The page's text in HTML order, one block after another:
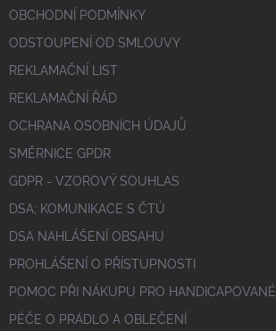
OBCHODNÍ PODMÍNKY
ODSTOUPENÍ OD SMLOUVY
REKLAMAČNÍ LIST
REKLAMAČNÍ ŘÁD
OCHRANA OSOBNÍCH ÚDAJŮ
SMĚRNICE GPDR
GDPR - VZOROVÝ SOUHLAS
DSA; KOMUNIKACE S ČTÚ
DSA NAHLÁŠENÍ OBSAHU
PROHLÁŠENÍ O PŘÍSTUPNOSTI
POMOC PŘI NÁKUPU PRO HANDICAPOVANÉ
PÉČE O PRÁDLO A OBLEČENÍ